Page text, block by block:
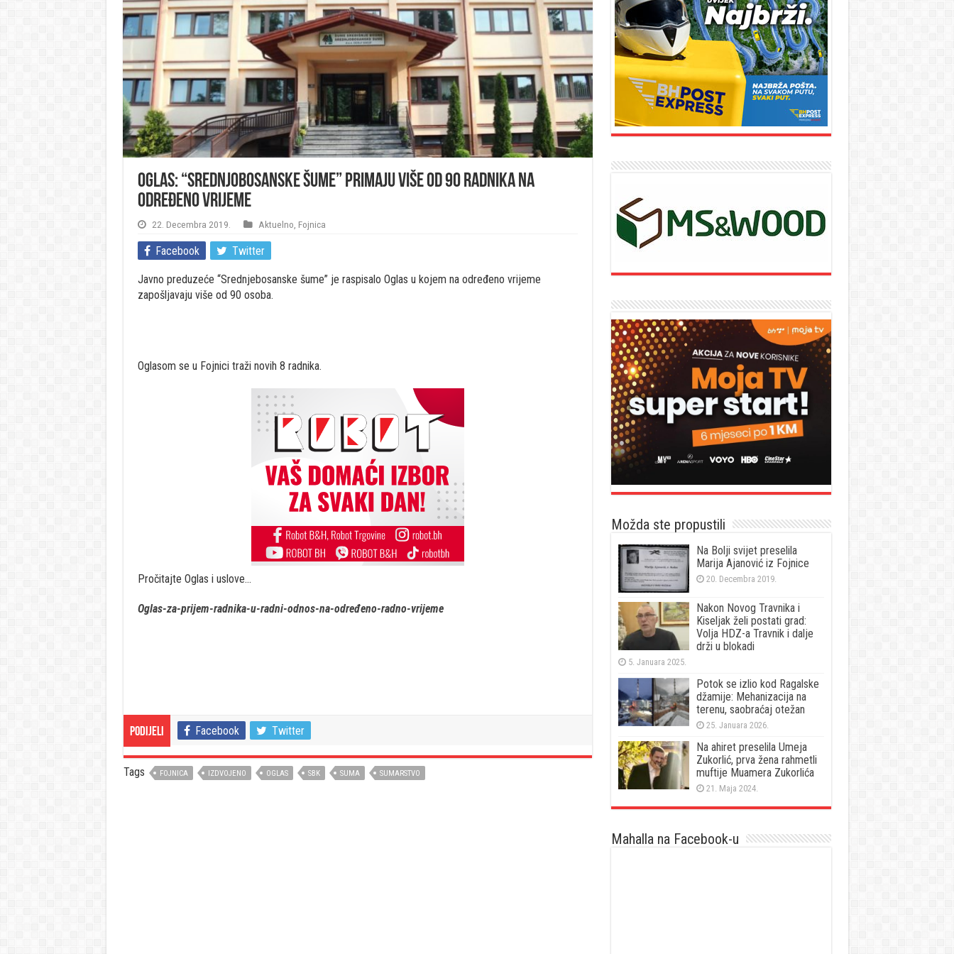
OGLAS: “Srednjobosanske šume” primaju više od 90 radnika na
određeno vrijeme
22. Decembra 2019. Aktuelno Fojnica
Facebook Twitter
Javno preduzeće “Srednjebosanske šume” je raspisalo Oglas u kojem na određeno vrijeme
zapošljavaju više od 90 osoba.
Oglasom se u Fojnici traži novih 8 radnika.
Pročitajte Oglas i uslove…
Oglas-za-prijem-radnika-u-radni-odnos-na-određeno-radno-vrijeme
Podijeli Facebook Twitter
Tags FOJNICA IZDVOJENO OGLAS SBK SUMA SUMARSTVO
Možda ste propustili
Na Bolji svijet preselila
Marija Ajanović iz Fojnice
20. Decembra 2019.
Nakon Novog Travnika i
Kiseljak želi postati grad:
Volja HDZ-a Travnik i dalje
drži u blokadi
5. Januara 2025.
Potok se izlio kod Ragalske
džamije: Mehanizacija na
terenu, saobraćaj otežan
25. Januara 2026.
Na ahiret preselila Umeja
Zukorlić, prva žena rahmetli
muftije Muamera Zukorlića
21. Maja 2024.
Mahalla na Facebook-u